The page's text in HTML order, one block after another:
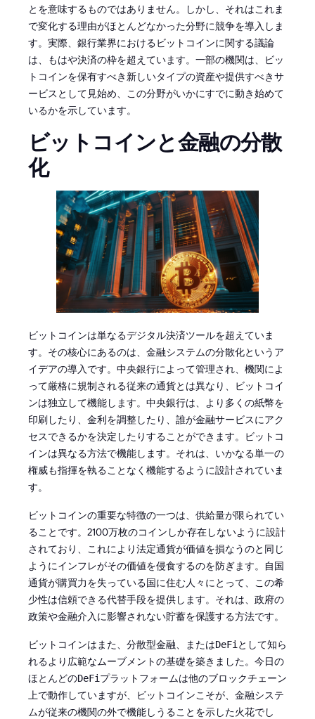
とを意味するものではありません。しかし、それはこれま
で変化する理由がほとんどなかった分野に競争を導入しま
す。実際、銀行業界におけるビットコインに関する議論
は、もはや決済の枠を超えています。一部の機関は、ビッ
トコインを保有すべき新しいタイプの資産や提供すべきサ
ービスとして見始め、この分野がいかにすでに動き始めて
いるかを示しています。
ビットコインと金融の分散
化
ビットコインは単なるデジタル決済ツールを超えていま
す。その核心にあるのは、金融システムの分散化というア
イデアの導入です。中央銀行によって管理され、機関によ
って厳格に規制される従来の通貨とは異なり、ビットコイ
ンは独立して機能します。中央銀行は、より多くの紙幣を
印刷したり、金利を調整したり、誰が金融サービスにアク
セスできるかを決定したりすることができます。ビットコ
インは異なる方法で機能します。それは、いかなる単一の
権威も指揮を執ることなく機能するように設計されていま
す。
ビットコインの重要な特徴の一つは、供給量が限られてい
ることです。2100万枚のコインしか存在しないように設計
されており、これにより法定通貨が価値を損なうのと同じ
ようにインフレがその価値を侵食するのを防ぎます。自国
通貨が購買力を失っている国に住む人々にとって、この希
少性は信頼できる代替手段を提供します。それは、政府の
政策や金融介入に影響されない貯蓄を保護する方法です。
ビットコインはまた、分散型金融、またはDeFi として知ら
れるより広範なムーブメントの基礎を築きました。今日の
ほとんどのDeFi プラットフォームは他のブロックチェーン
上で動作していますが、ビットコインこそが、金融システ
ムが従来の機関の外で機能しうることを示した火花でし